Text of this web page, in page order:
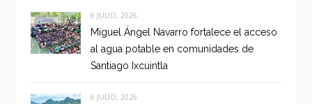
6 JULIO, 2026
Miguel Ángel Navarro fortalece el acceso
al agua potable en comunidades de
Santiago Ixcuintla
6 JULIO, 2026